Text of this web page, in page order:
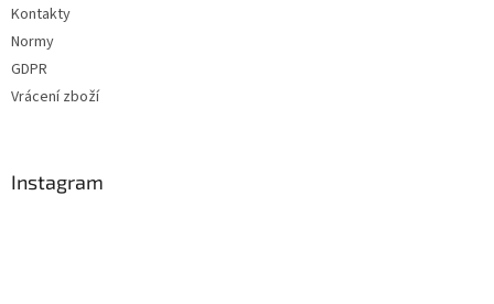
Kontakty
Normy
GDPR
Vrácení zboží
Instagram